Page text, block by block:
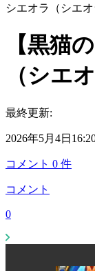
シエオラ（シエ
【黒猫
（シエ
最終更新:
2026年5月4日
コメント 0 件
コメント
0